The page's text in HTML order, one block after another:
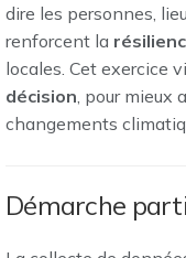
dire les personnes,
renforcent la
locales. Cet exercice
décision , pour
changements
Démarche